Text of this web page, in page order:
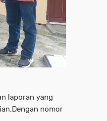
laporan yang
nomor